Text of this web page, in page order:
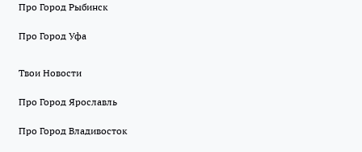
Про Город Рыбинск
Про Город Уфа
Твои Новости
Про Город Ярославль
Про Город Владивосток